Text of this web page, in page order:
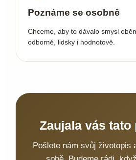
Poznáme se osobně
Chceme, aby to dávalo smysl
odborně, lidsky i hodnotově.
Zaujala vás tato
Pošlete nám svůj životopis